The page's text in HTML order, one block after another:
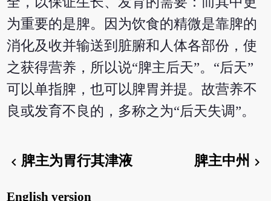
为重要的是脾。因为饮食的精微是靠脾的
消化及收并输送到脏腑和人体各部份，使
之获得营养，所以说“脾主后天”。“后天”
可以单指脾，也可以脾胃并提。故营养不
良或发育不良的，多称之为“后天失调”。
chevron_left脾主为胃行其津液 脾主中州 chevron_right
English version